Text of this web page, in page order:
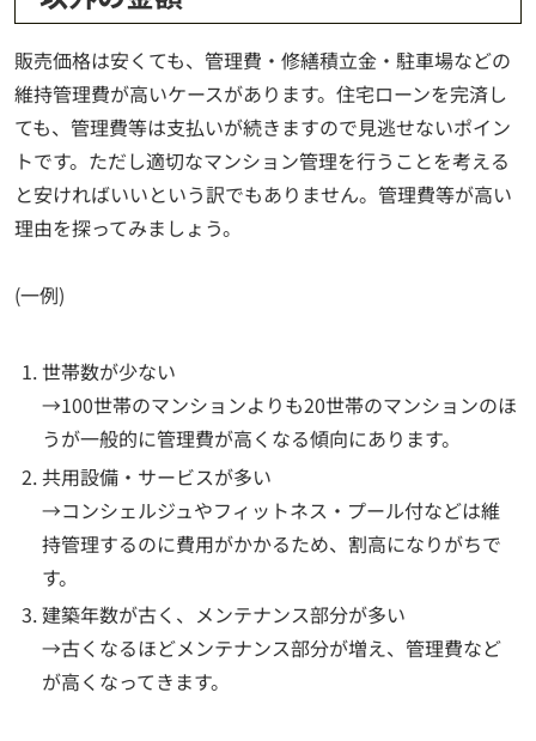
販売価格は安くても、管理費・修繕積立金・駐車場などの
維持管理費が高いケースがあります。住宅ローンを完済し
ても、管理費等は支払いが続きますので見逃せないポイン
トです。ただし適切なマンション管理を行うことを考える
と安ければいいという訳でもありません。管理費等が高い
理由を探ってみましょう。
(一例)
世帯数が少ない
→100世帯のマンションよりも20世帯のマンションのほ
うが一般的に管理費が高くなる傾向にあります。
共用設備・サービスが多い
→コンシェルジュやフィットネス・プール付などは維
持管理するのに費用がかかるため、割高になりがちで
す。
建築年数が古く、メンテナンス部分が多い
→古くなるほどメンテナンス部分が増え、管理費など
が高くなってきます。